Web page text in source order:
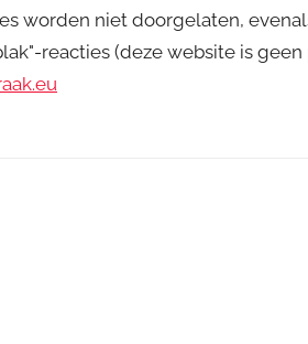
worden niet doorgelaten,
reacties (deze website is